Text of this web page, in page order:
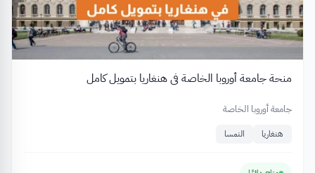
منحة جامعة أوروبا الخاصة في هنغاريا بتمويل كامل
جامعة أوروبا الخاصة
هنغاريا النمسا